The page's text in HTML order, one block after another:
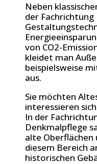
Neben
der
von CO2-
kleidet man
beispielsweise
aus.
Sie möchten
interessieren
In der
Denkmalpflege
alte Oberflächen
diesem Bereich
historischen